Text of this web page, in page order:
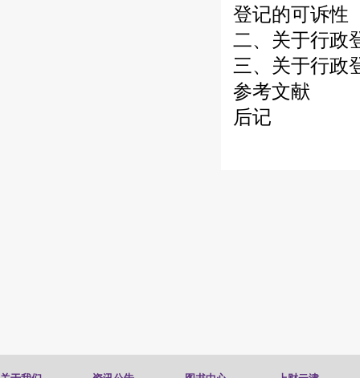
登记的可诉性
二、关于行政
三、关于行政
参考文献
后记